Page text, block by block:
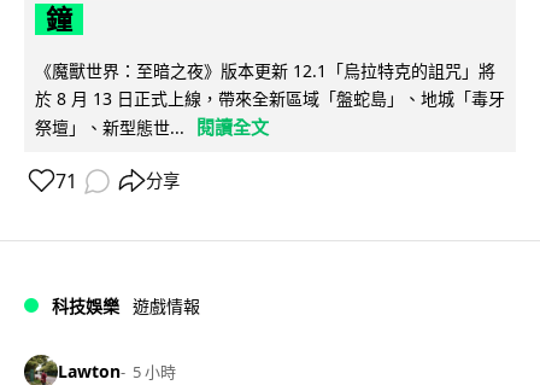
鐘
《魔獸世界：至暗之夜》版本更新 12.1「烏拉特克的詛咒」將
於 8 月 13 日正式上線，帶來全新區域「盤蛇島」、地城「毒牙
祭壇」、新型態世...
閱讀全文
71 分享
科技娛樂 遊戲情報
Lawton 5 小時